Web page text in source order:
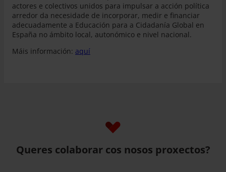
actores e colectivos unidos para impulsar a acción política
arredor da necesidade de incorporar, medir e financiar
adecuadamente a Educación para a Cidadanía Global en
España no ámbito local, autonómico e nivel nacional.
Máis información: aquí
Queres colaborar cos nosos proxectos?